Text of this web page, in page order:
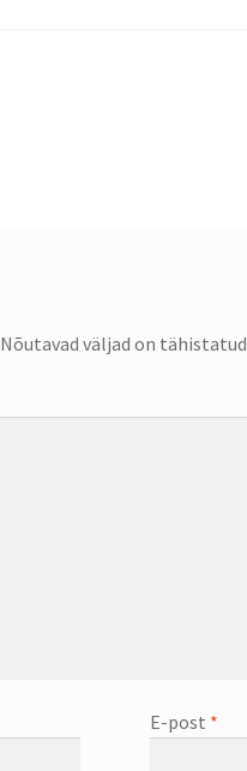
Nõutavad väljad on tähistatud
E-post *